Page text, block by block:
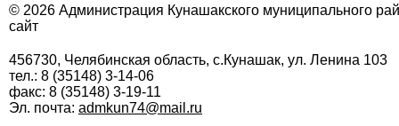
© 2026 Администрация Кунашакского муниципального
сайт
456730, Челябинская область, с.Кунашак, ул. Ленина 103
тел.: 8 (35148) 3-14-06
факс: 8 (35148) 3-19-11
Эл. почта: admkun74@mail.ru